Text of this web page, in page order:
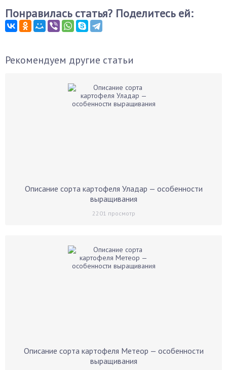
Понравилась статья? Поделитесь ей:
Рекомендуем другие статьи
Описание сорта картофеля Уладар — особенности
выращивания
2201 просмотр
Описание сорта картофеля Метеор — особенности
выращивания